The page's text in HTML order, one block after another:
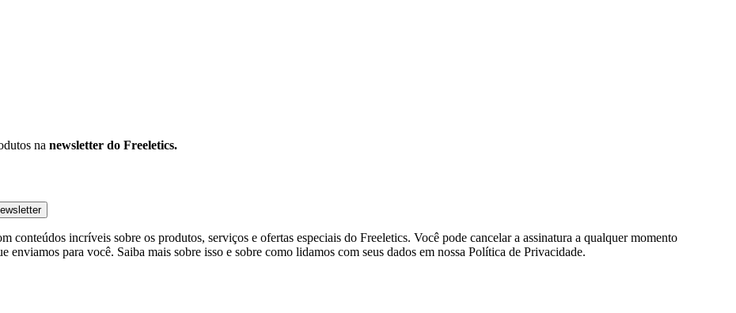
na newsletter do Freeletics.
conteúdos incríveis sobre os produtos, serviços e ofertas especiais do Freeletics. Você pode cancelar a assinatura a qualquer momento
enviamos para você. Saiba mais sobre isso e sobre como lidamos com seus dados em nossa Política de Privacidade.